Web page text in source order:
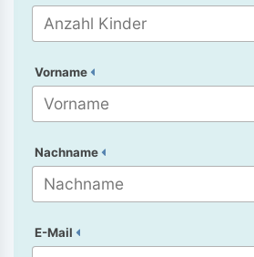
Vorname
Nachname
E-Mail